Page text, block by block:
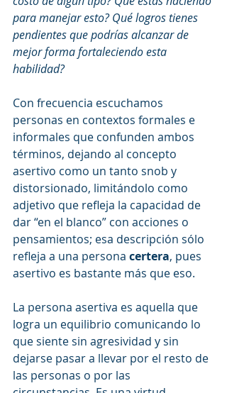
para manejar esto? Qué logros tienes
pendientes que podrías alcanzar de
mejor forma fortaleciendo esta
habilidad?
Con frecuencia escuchamos
personas en contextos formales e
informales que confunden ambos
términos, dejando al concepto
asertivo como un tanto snob y
distorsionado, limitándolo como
adjetivo que refleja la capacidad de
dar “en el blanco” con acciones o
pensamientos; esa descripción sólo
refleja a una persona certera, pues
asertivo es bastante más que eso.
La persona asertiva es aquella que
logra un equilibrio comunicando lo
que siente sin agresividad y sin
dejarse pasar a llevar por el resto de
las personas o por las